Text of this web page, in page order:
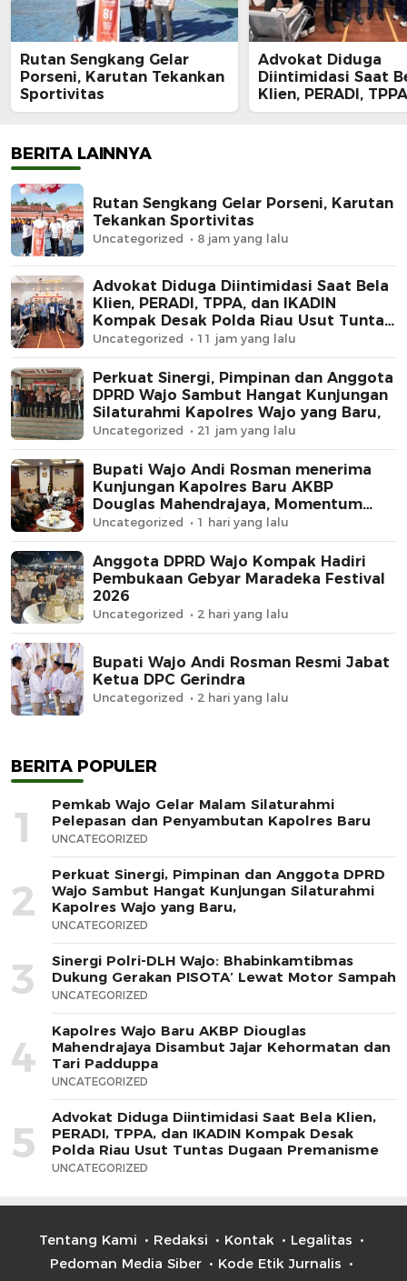
Rutan Sengkang Gelar
Porseni, Karutan Tekankan
Sportivitas
Advokat Diduga
Diintimidasi Saat
Klien, PERADI,
IKADIN Kompak
BERITA LAINNYA
Rutan Sengkang Gelar Porseni, Karutan
Tekankan Sportivitas
Uncategorized 8 jam yang lalu
Advokat Diduga Diintimidasi Saat Bela
Klien, PERADI, TPPA, dan IKADIN
Kompak Desak Polda Riau Usut Tuntas
Dugaan Premanisme
Uncategorized 11 jam yang lalu
Perkuat Sinergi, Pimpinan dan Anggota
DPRD Wajo Sambut Hangat Kunjungan
Silaturahmi Kapolres Wajo yang Baru,
Uncategorized 21 jam yang lalu
Bupati Wajo Andi Rosman menerima
Kunjungan Kapolres Baru AKBP
Douglas Mahendrajaya, Momentum
Memperkuat Sinergi
Uncategorized 1 hari yang lalu
Anggota DPRD Wajo Kompak Hadiri
Pembukaan Gebyar Maradeka Festival
2026
Uncategorized 2 hari yang lalu
Bupati Wajo Andi Rosman Resmi Jabat
Ketua DPC Gerindra
Uncategorized 2 hari yang lalu
BERITA POPULER
1
Pemkab Wajo Gelar Malam Silaturahmi
Pelepasan dan Penyambutan Kapolres Baru
UNCATEGORIZED
2
Perkuat Sinergi, Pimpinan dan Anggota DPRD
Wajo Sambut Hangat Kunjungan Silaturahmi
Kapolres Wajo yang Baru,
UNCATEGORIZED
3
Sinergi Polri-DLH Wajo: Bhabinkamtibmas
Dukung Gerakan PISOTA’ Lewat Motor Sampah
UNCATEGORIZED
4
Kapolres Wajo Baru AKBP Diouglas
Mahendrajaya Disambut Jajar Kehormatan dan
Tari Padduppa
UNCATEGORIZED
5
Advokat Diduga Diintimidasi Saat Bela Klien,
PERADI, TPPA, dan IKADIN Kompak Desak
Polda Riau Usut Tuntas Dugaan Premanisme
UNCATEGORIZED
Tentang Kami Redaksi Kontak
Legalitas
Pedoman Media Siber
Kode Etik Jurnalis